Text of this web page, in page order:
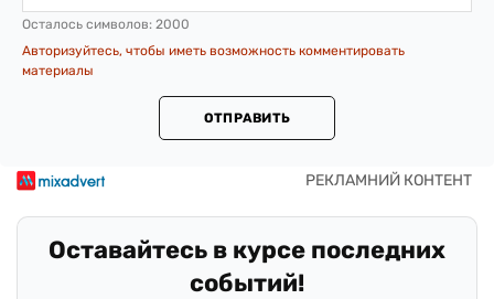
Осталось символов: 2000
Авторизуйтесь, чтобы иметь возможность комментировать
материалы
ОТПРАВИТЬ
Оставайтесь в курсе последних
событий!